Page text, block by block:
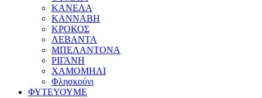
ΚΑΝΕΛΑ
ΚΑΝΝΑΒΗ
ΚΡΟΚΟΣ
ΛΕΒΑΝΤΑ
ΜΠΕΛΑΝΤΟΝΑ
ΡΙΓΑΝΗ
ΧΑΜΟΜΗΛΙ
Φλησκούνι
ΦΥΤΕΥΟΥΜΕ